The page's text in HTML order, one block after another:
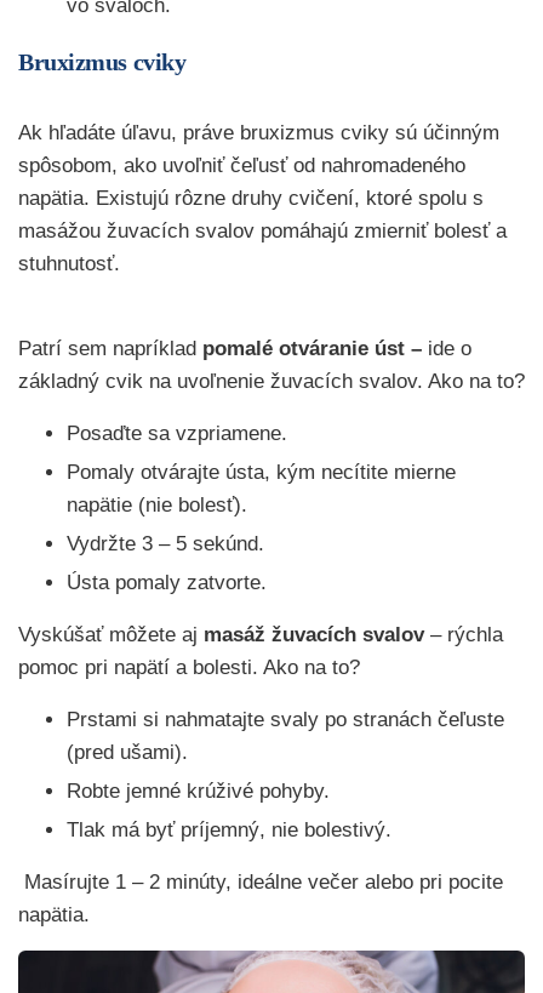
vo svaloch.
Bruxizmus cviky
Ak hľadáte úľavu, práve bruxizmus cviky sú účinným
spôsobom, ako uvoľniť čeľusť od nahromadeného
napätia. Existujú rôzne druhy cvičení, ktoré spolu s
masážou žuvacích svalov pomáhajú zmierniť bolesť a
stuhnutosť.
Patrí sem napríklad pomalé otváranie úst – ide o
základný cvik na uvoľnenie žuvacích svalov. Ako na to?
Posaďte sa vzpriamene.
Pomaly otvárajte ústa, kým necítite mierne
napätie (nie bolesť).
Vydržte 3 – 5 sekúnd.
Ústa pomaly zatvorte.
Vyskúšať môžete aj masáž žuvacích svalov – rýchla
pomoc pri napätí a bolesti. Ako na to?
Prstami si nahmatajte svaly po stranách čeľuste
(pred ušami).
Robte jemné krúživé pohyby.
Tlak má byť príjemný, nie bolestivý.
Masírujte 1 – 2 minúty, ideálne večer alebo pri pocite
napätia.